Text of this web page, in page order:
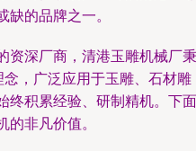
的品牌之一。
资深厂商，清港玉雕机械厂秉
念，广泛应用于玉雕、石材雕
终积累经验、研制精机。下面
的非凡价值。